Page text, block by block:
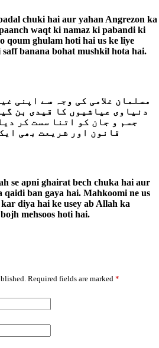
chuki hai aur yahan Angrezon ka
waqt ki namaz ki pabandi ki
qoum ghulam hoti hai us ke liye
banana bohat mushkil hota hai.
مسلمان غلامی کی وجہ سے اپنی
دنیاوی عیاشیوں کا قیدی بن
جسم و جان کو اتنا سست کر
قانون اور شریعت بھی
se apni ghairat bech chuka hai aur
ban gaya hai. Mahkoomi ne us
diya hai ke usey ab Allah ka
mehsoos hoti hai.
Required fields are marked *